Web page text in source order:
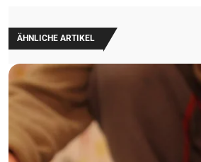
ÄHNLICHE ARTIKEL